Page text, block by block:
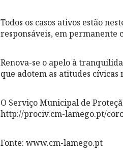
Todos os casos ativos estão
responsáveis, em permanente
Renova-se o apelo à
que adotem as atitudes
O Serviço Municipal de
http://prociv.cm-lamego.pt/
Fonte: www.cm-lamego.pt